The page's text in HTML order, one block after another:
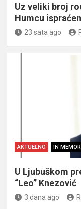
Uz veliki broj
Humcu
23 sata ago
AKTUELNO IN
U Ljubuškom
“Leo” Knezović
3 dana ago